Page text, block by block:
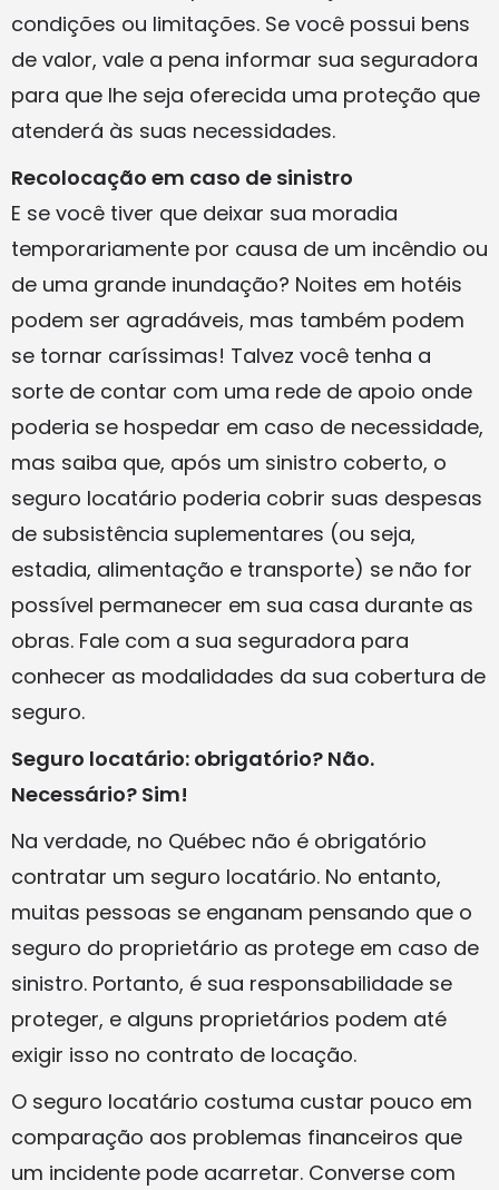
condições ou limitações. Se você possui bens
de valor, vale a pena informar sua seguradora
para que lhe seja oferecida uma proteção que
atenderá às suas necessidades.
Recolocação em caso de sinistro
E se você tiver que deixar sua moradia
temporariamente por causa de um incêndio ou
de uma grande inundação? Noites em hotéis
podem ser agradáveis, mas também podem
se tornar caríssimas! Talvez você tenha a
sorte de contar com uma rede de apoio onde
poderia se hospedar em caso de necessidade,
mas saiba que, após um sinistro coberto, o
seguro locatário poderia cobrir suas despesas
de subsistência suplementares (ou seja,
estadia, alimentação e transporte) se não for
possível permanecer em sua casa durante as
obras. Fale com a sua seguradora para
conhecer as modalidades da sua cobertura de
seguro.
Seguro locatário: obrigatório? Não.
Necessário? Sim!
Na verdade, no Québec não é obrigatório
contratar um seguro locatário. No entanto,
muitas pessoas se enganam pensando que o
seguro do proprietário as protege em caso de
sinistro. Portanto, é sua responsabilidade se
proteger, e alguns proprietários podem até
exigir isso no contrato de locação.
O seguro locatário costuma custar pouco em
comparação aos problemas financeiros que
um incidente pode acarretar. Converse com